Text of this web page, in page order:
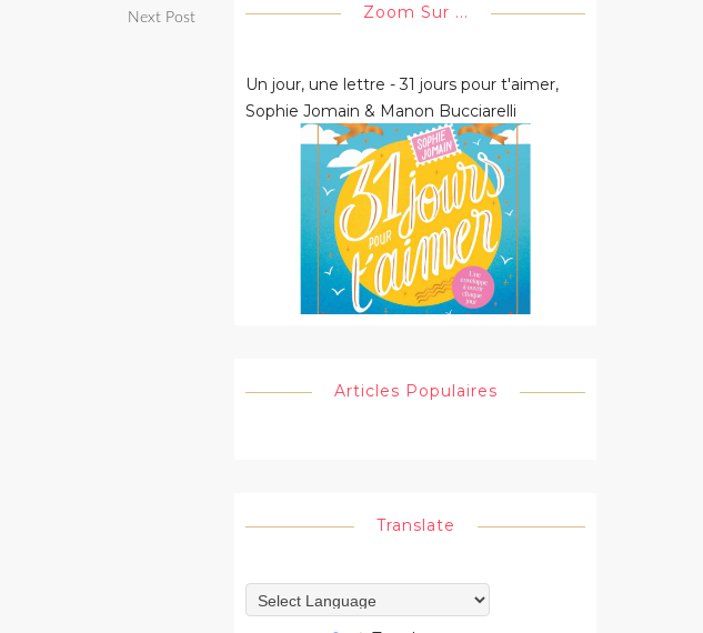
Next Post Zoom Sur ...
Un jour, une lettre - 31 jours pour t'aimer,
Sophie Jomain & Manon Bucciarelli
Articles Populaires
Translate